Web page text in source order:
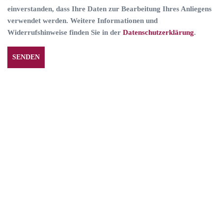
einverstanden, dass Ihre Daten zur Bearbeitung Ihres Anliegens
verwendet werden. Weitere Informationen und
Widerrufshinweise finden Sie in der Datenschutzerklärung.